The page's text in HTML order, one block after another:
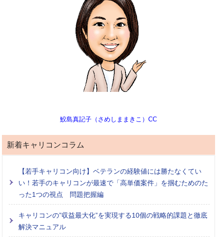
鮫島真記子（さめしままきこ）CC
新着キャリコンコラム
【若手キャリコン向け】ベテランの経験値には勝たなくてい
い！若手のキャリコンが最速で「高単価案件」を掴むためのた
った1つの視点 問題把握編
キャリコンの”収益最大化”を実現する10個の戦略的課題と徹底
解決マニュアル